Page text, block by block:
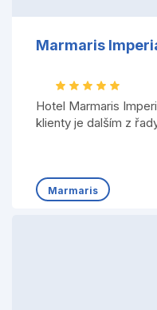
Marmaris
Hotel Marmaris
klienty je dalším z
Marmaris